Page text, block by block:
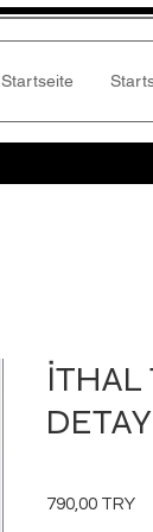
Startseite
İTHAL
790,00 TRY